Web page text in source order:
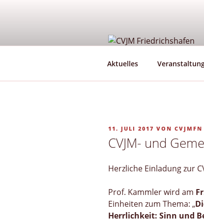
Aktuelles
VERÖFFENTLICHT
11. JULI 2017 VON CVJMFN
CVJM- und
Herzliche Einladung zur
Prof. Kammler wird am
Einheiten zum Thema: „
Herrlichkeit: Sinn und